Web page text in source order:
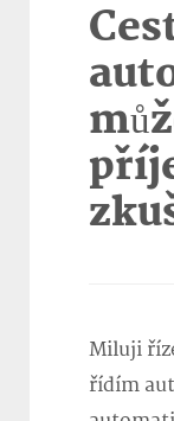
Miluji
řídím